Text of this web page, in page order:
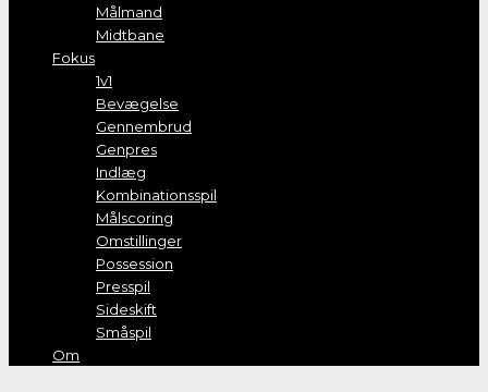
Målmand
Midtbane
Fokus
1v1
Bevægelse
Gennembrud
Genpres
Indlæg
Kombinationsspil
Målscoring
Omstillinger
Possession
Presspil
Sideskift
Småspil
Om